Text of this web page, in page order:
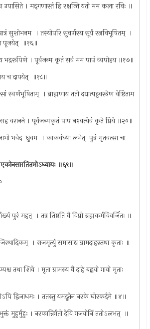
उपासिते । मद्‌गणास्तं हि रक्षन्ति यतो मम कला रविः ॥
सुशोभनम ‌ । तस्योपरि सुवर्णस्य सूर्यं रत्नविभूषितम् ‌ ।
पूजयेत् ‌ ॥१६॥
भद्ररूपिणे । पूर्वजन्म कृतं सर्वं मम पापं व्यपोहय ॥१७॥
च दापयेत् ‌ ॥१८॥
। ब्राह्मणाय ततो दद्यात्पट्टवस्त्रेण वेष्टिताम
सह वरानने । पूर्वजन्मकृतं पाप नश्यत्येवं कृते प्रिये ॥२०॥
भवेद ‌ ध्रुवम ‌ । काकवंध्या लभेत् ‌ पुत्रं मृतवत्सा चा
॥६९॥
पुरं महत् ‌ । तत्र तिष्ठति वै विप्रो ब्रह्मकर्मविवर्जितः ॥
। राजमृत्युं समासाद्य ग्रामदाहस्तथा कृताः ॥
तथा शिवे । मृता ग्रामस्य वै दाहे बह्वयो गावो मृताः
द्विजाधमः । ततस्तु यमदूतेन नरके घोरकर्दमे ॥४॥
भुक्तं मुहुर्मुहुः । नरकान्निर्गतो देवि गजयोनिं ततोऽलभत् ‌ ॥